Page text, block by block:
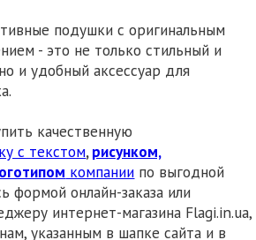
подушки с оригинальным
- это не только стильный и
и удобный аксессуар для
качественную
с текстом,рисунком,
компании по выгодной
формой онлайн-заказа или
интернет-магазина Flagi.in.ua,
указанным в шапке сайта и в